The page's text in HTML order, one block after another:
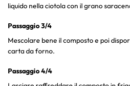
liquido nella ciotola con il grano
Passaggio 3/4
Mescolare bene il composto e poi
carta da forno.
Passaggio 4/4